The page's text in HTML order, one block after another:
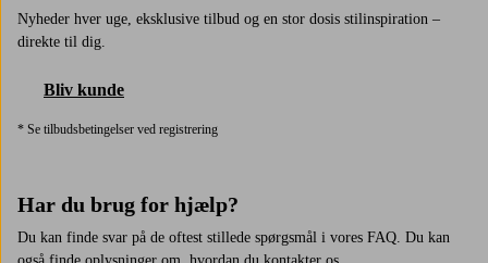
Nyheder hver uge, eksklusive tilbud og en stor dosis stilinspiration –
direkte til dig.
Bliv kunde
* Se tilbudsbetingelser ved registrering
Har du brug for hjælp?
Du kan finde svar på de oftest stillede spørgsmål i vores FAQ. Du kan